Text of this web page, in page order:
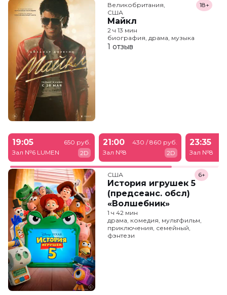
Великобритания,
США
Майкл
18+
2 ч 13 мин
биография, драма, музыка
1 отзыв
19:05
Зал №6 LUMEN
650 руб.
2D
21:00
Зал №8
430 / 860 руб.
2D
23:35
Зал №8
США
История игрушек 5
(предсеанс. обсл)
«Волшебник»
6+
1 ч 42 мин
драма, комедия, мультфильм,
приключения, семейный,
фэнтези